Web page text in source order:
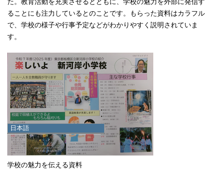
日本語
日本語
English
한국어
简体中文
た。教育活動を充実させるとともに、学校の魅力を外部に発信す
ることにも注力しているとのことです。もらった資料はカラフル
で、学校の様子や行事予定などがわかりやすく説明されていま
す。
学校の魅力を伝える資料